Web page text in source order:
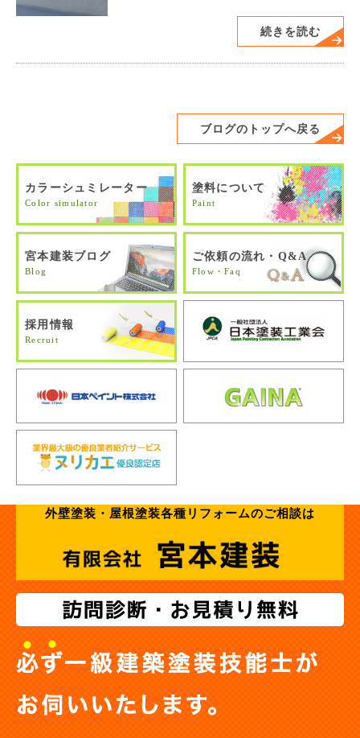
続きを読む
ブログのトップへ戻る
カラーシュミレーター
Color simulator
塗料について
Paint
宮本建装ブログ
Blog
ご依頼の流れ・Q&A
Flow・Faq
採用情報
Recruit
外壁塗装・屋根塗装各種リフォームのご相談は